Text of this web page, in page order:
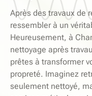
Après des travaux de
ressembler à un
Heureusement, à
nettoyage après
prêtes à transformer
propreté. Imaginez
seulement nettoyé,